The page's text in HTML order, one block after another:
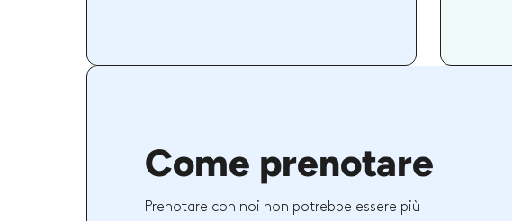
Come prenotare
Prenotare con noi non potrebbe essere più